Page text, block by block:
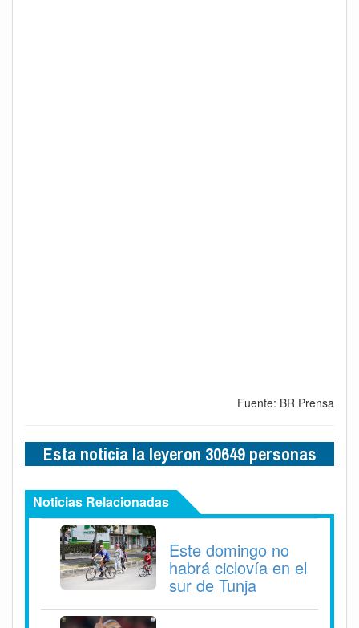
Fuente: BR Prensa
Esta noticia la leyeron 30649 personas
Noticias Relacionadas
Este domingo no
habrá ciclovía en el
sur de Tunja